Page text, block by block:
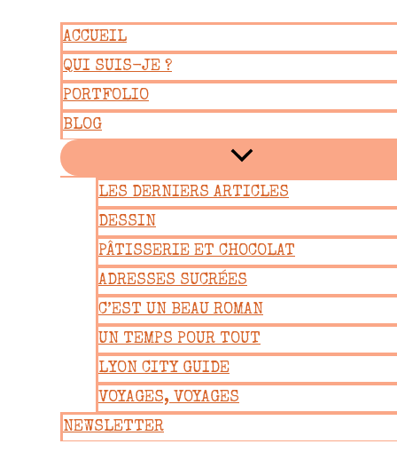
contenu
ACCUEIL
QUI SUIS-JE ?
PORTFOLIO
BLOG
LES DERNIERS ARTICLES
DESSIN
PÂTISSERIE ET CHOCOLAT
ADRESSES SUCRÉES
C’EST UN BEAU ROMAN
UN TEMPS POUR TOUT
LYON CITY GUIDE
VOYAGES, VOYAGES
NEWSLETTER